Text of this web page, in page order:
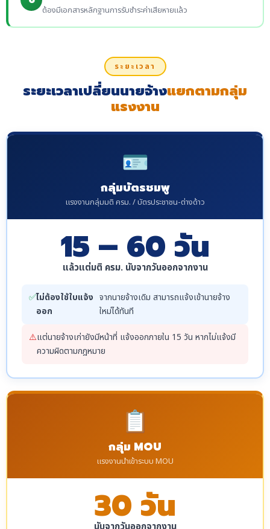
ต้องมีเอกสารหลักฐานการรับชำระค่าเสียหายแล้ว
ระยะเวลา
ระยะเวลาเปลี่ยนนายจ้างแยกตามกลุ่ม
แรงงาน
🪪
กลุ่มบัตรชมพู
แรงงานกลุ่มมติ ครม. / บัตรประชาชน-ต่างด้าว
15 – 60 วัน
แล้วแต่มติ ครม. นับจากวันออกจากงาน
✅ไม่ต้องใช้ใบแจ้ง
ออก
จากนายจ้างเดิม สามารถแจ้งเข้านายจ้าง
ใหม่ได้ทันที
⚠️แต่นายจ้างเก่ายังมีหน้าที่ แจ้งออกภายใน 15 วัน หากไม่แจ้งมี
ความผิดตามกฎหมาย
📋
กลุ่ม MOU
แรงงานนำเข้าระบบ MOU
30 วัน